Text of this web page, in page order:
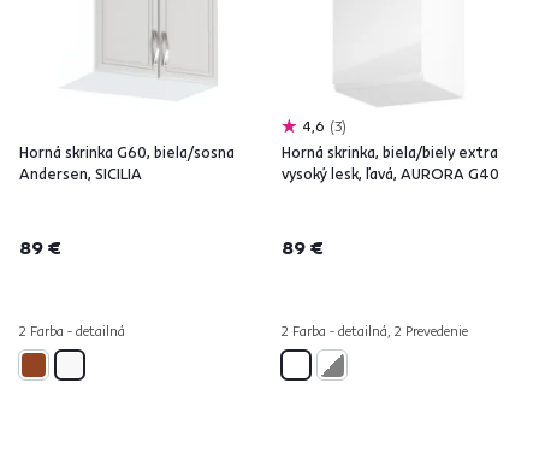
Horná skrinka G60, biela/sosna
Andersen, SICILIA
89 €
2 Farba - detailná
4,6 3
Horná skrinka, biela/biely extra
vysoký lesk, ľavá, AURORA G40
89 €
2 Farba - detailná, 2 Prevedenie